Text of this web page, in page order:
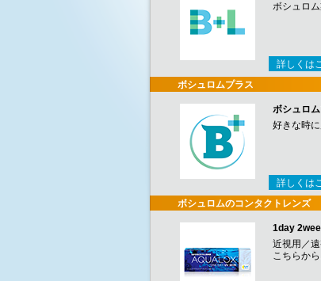
ボシュロ
詳しくは
ボシュロムプラス
ボシュロ
好きな時
詳しくは
ボシュロムのコンタクトレンズ
1day
近視用／
こちらから